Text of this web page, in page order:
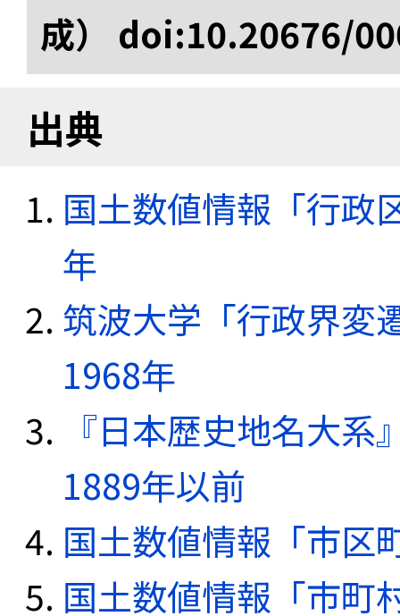
成） doi:10.20676/
出典
国土数値情報「行政
年
筑波大学「行政界変
1968年
『日本歴史地名大
1889年以前
国土数値情報「市区
国土数値情報「市町